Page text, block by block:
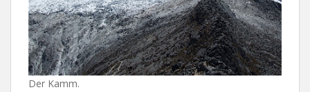
Der Kamm.